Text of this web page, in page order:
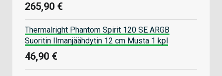
265,90 €
Thermalright Phantom Spirit 120 SE ARGB
Suoritin Ilmanjäähdytin 12 cm Musta 1 kpl
46,90 €